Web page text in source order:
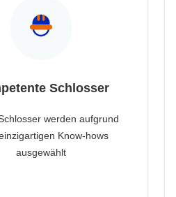
Schlosser
werden aufgrund
Know-hows
ausgewählt